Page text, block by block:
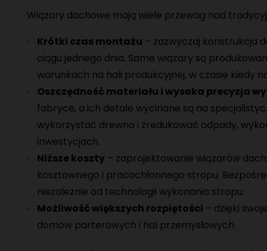
Wiązary dachowe mają wiele przewag nad
Krótki czas montażu – zazwyczaj konstrukcja
ciągu jednego dnia. Same wiązary są
warunkach na hali produkcyjnej, w czasie kiedy
Oszczędność materiału i wysoka precyzja
fabryce, a ich detale wycinane są na
wykorzystać drewno i zredukować odpady,
inwestycjach.
Niższe koszty – zaprojektowanie wiązarów
kosztownego i pracochłonnego stropu.
niezależnie od technologii wykonania stropu.
Możliwość większych rozpiętości – dzięki
domów parterowych i hal przemysłowych.